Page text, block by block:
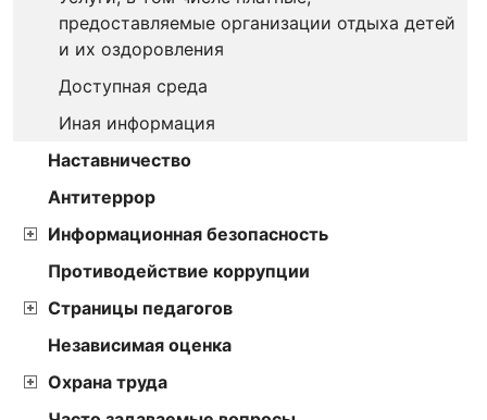
предоставляемые организации отдыха детей
и их оздоровления
Доступная среда
Иная информация
Наставничество
Антитеррор
Информационная безопасность
Противодействие коррупции
Страницы педагогов
Независимая оценка
Охрана труда